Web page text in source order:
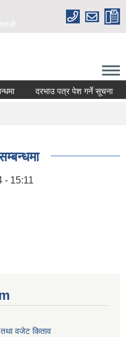
दरभाउ पत्र पेश गर्ने सूचना
- 15:11
वजेट किताव